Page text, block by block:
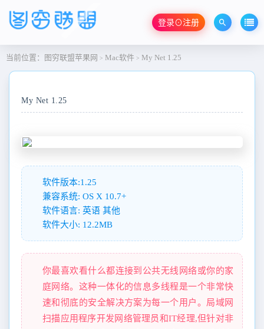
登录⊙注册
当前位置： 图穷联盟苹果网 > Mac软件 > My Net 1.25
My Net 1.25
软件版本:1.25
兼容系统: OS X 10.7+
软件语言: 英语 其他
软件大小: 12.2MB
你最喜欢看什么都连接到公共无线网络或你的家
庭网络。这种一体化的信息多线程是一个非常快
速和彻底的安全解决方案为每一个用户。局域网
扫描应用程序开发网络管理员和IT经理,但针对非